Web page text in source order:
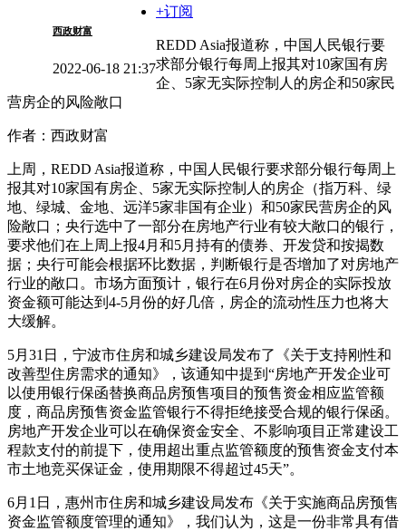
西政财富
2022-06-18 21:37
+订阅
REDD Asia报道称，中国人民银行要
求部分银行每周上报其对10家国有房
企、5家无实际控制人的房企和50家民
营房企的风险敞口
作者：西政财富
上周，REDD Asia报道称，中国人民银行要求部分银行每周上
报其对10家国有房企、5家无实际控制人的房企（指万科、绿
地、绿城、金地、远洋5家非国有企业）和50家民营房企的风
险敞口；央行选中了一部分在房地产行业有较大敞口的银行，
要求他们在上周上报4月和5月持有的债券、开发贷和按揭数
据；央行可能会根据环比数据，判断银行是否增加了对房地产
行业的敞口。市场方面预计，银行在6月份对房企的实际投放
资金额可能达到4-5月份的好几倍，房企的流动性压力也将大
大缓解。
5月31日，宁波市住房和城乡建设局发布了《关于支持刚性和
改善型住房需求的通知》，该通知中提到“房地产开发企业可
以使用银行保函替换商品房预售项目的预售资金相应监管额
度，商品房预售资金监管银行不得拒绝接受合规的银行保函。
房地产开发企业可以在确保资金安全、不影响项目正常建设工
程款支付的前提下，使用超出重点监管额度的预售资金支付本
市土地竞买保证金，使用期限不得超过45天”。
6月1日，惠州市住房和城乡建设局发布《关于实施商品房预售
资金监管额度管理的通知》，我们认为，这是一份非常具有借